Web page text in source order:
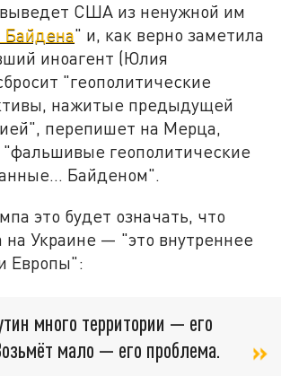
выведет США из ненужной им
Байдена" и, как верно заметила
иноагент (Юлия
"геополитические
нажитые предыдущей
перепишет на Мерца,
геополитические
Байденом".
это будет означать, что
на Украине — "это внутреннее
Европы":
много территории — его
мало — его проблема.